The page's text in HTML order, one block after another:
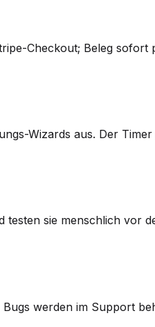
Checkout; Beleg sofort
Wizards aus. Der
sie menschlich vor
werden im Support